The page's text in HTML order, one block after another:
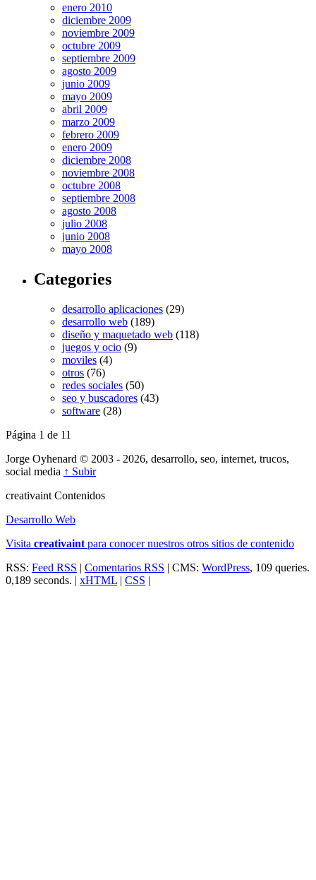
enero 2010
diciembre 2009
noviembre 2009
octubre 2009
septiembre 2009
agosto 2009
junio 2009
mayo 2009
abril 2009
marzo 2009
febrero 2009
enero 2009
diciembre 2008
noviembre 2008
octubre 2008
septiembre 2008
agosto 2008
julio 2008
junio 2008
mayo 2008
Categories
desarrollo aplicaciones (29)
desarrollo web (189)
diseño y maquetado web (118)
juegos y ocio (9)
moviles (4)
otros (76)
redes sociales (50)
seo y buscadores (43)
software (28)
Página 1 de 11
Jorge Oyhenard © 2003 - 2026, desarrollo, seo, internet, trucos,
social media ↑ Subir
creativaint Contenidos
Desarrollo Web
Visita creativaint para conocer nuestros otros sitios de contenido
RSS: Feed RSS | Comentarios RSS | CMS: WordPress, 109 queries.
0,189 seconds. | xHTML | CSS |